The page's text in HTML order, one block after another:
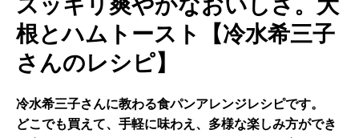
スッキリ爽やかなおいしさ。大
根とハムトースト【冷水希三子
さんのレシピ】
冷水希三子さんに教わる食パンアレンジレシピです。
どこでも買えて、手軽に味わえ、多様な楽しみ方ができ